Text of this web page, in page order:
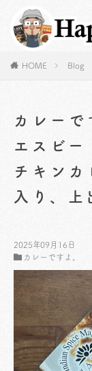
HOME Blog
カレー
エスビ
チキンカ
入り、上
2025年09月16日
カレーですよ。